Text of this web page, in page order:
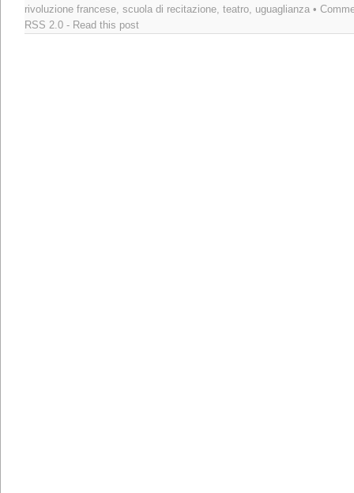
rivoluzione francese, scuola di recitazione, teatro, uguaglianza •
RSS 2.0 - Read this post